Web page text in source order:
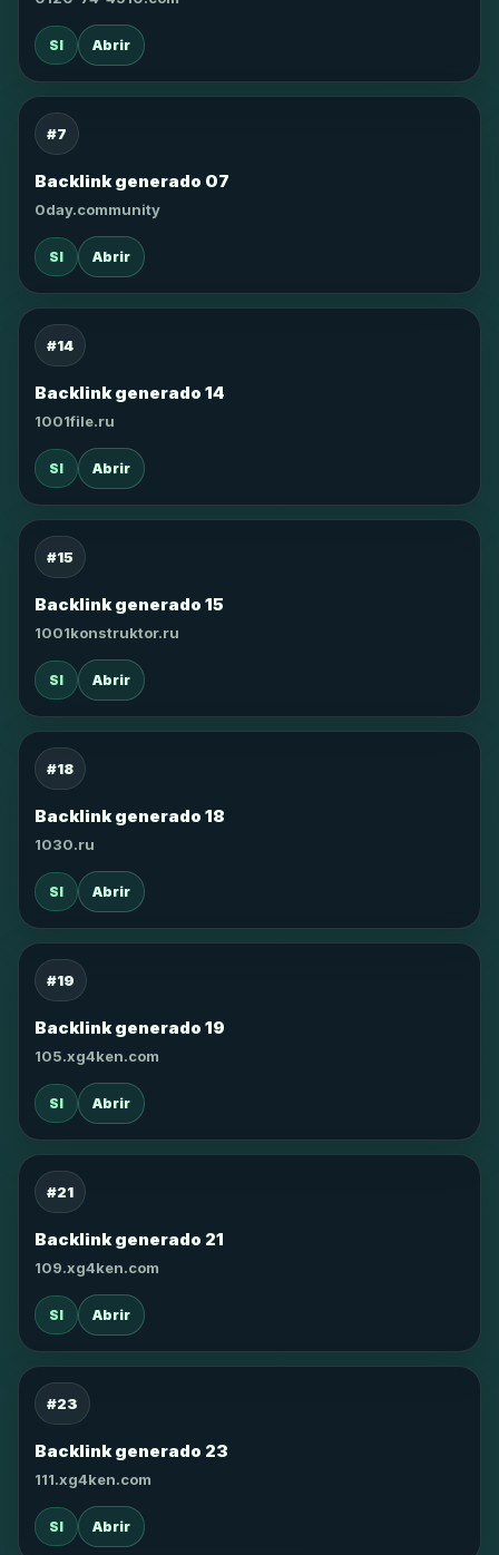
SI Abrir
#7
Backlink generado 07
0day.community
SI Abrir
#14
Backlink generado 14
1001file.ru
SI Abrir
#15
Backlink generado 15
1001konstruktor.ru
SI Abrir
#18
Backlink generado 18
1030.ru
SI Abrir
#19
Backlink generado 19
105.xg4ken.com
SI Abrir
#21
Backlink generado 21
109.xg4ken.com
SI Abrir
#23
Backlink generado 23
111.xg4ken.com
SI Abrir